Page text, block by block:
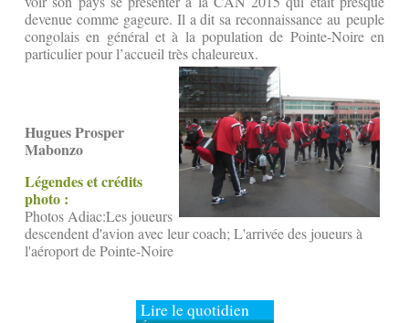
devenue comme gageure. Il a dit sa reconnaissance au peuple
congolais en général et à la population de Pointe-Noire en
particulier pour l’accueil très chaleureux.
Hugues Prosper
Mabonzo
Légendes et crédits
photo :
Photos Adiac:Les joueurs
descendent d'avion avec leur coach; L'arrivée des joueurs à
l'aéroport de Pointe-Noire
Lire le quotidien